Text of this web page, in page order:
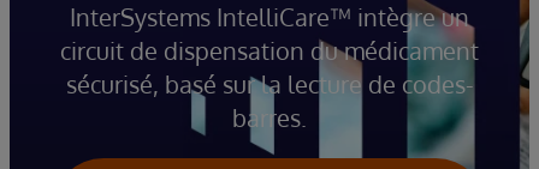
InterSystems IntelliCare™ intègre un
circuit de dispensation du médicament
sécurisé, basé sur la lecture de codes-
barres.